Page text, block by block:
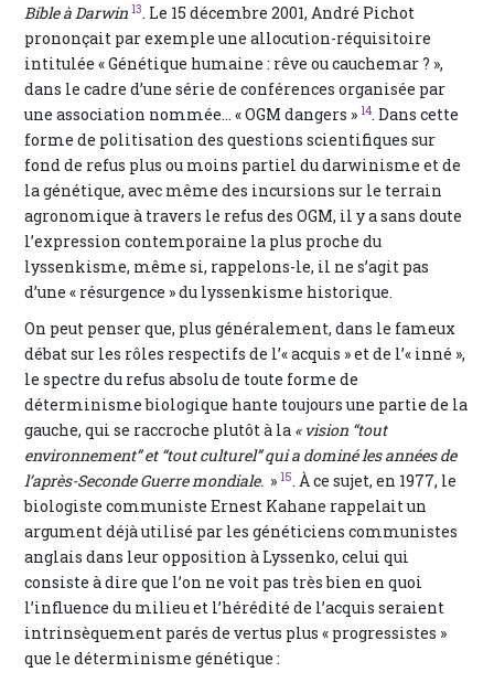
Bible à Darwin 13. Le 15 décembre 2001, André Pichot
prononçait par exemple une allocution-réquisitoire
intitulée « Génétique humaine : rêve ou cauchemar ? »,
dans le cadre d’une série de conférences organisée par
une association nommée… « OGM dangers » 14. Dans cette
forme de politisation des questions scientifiques sur
fond de refus plus ou moins partiel du darwinisme et de
la génétique, avec même des incursions sur le terrain
agronomique à travers le refus des OGM, il y a sans doute
l’expression contemporaine la plus proche du
lyssenkisme, même si, rappelons-le, il ne s’agit pas
d’une « résurgence » du lyssenkisme historique.
On peut penser que, plus généralement, dans le fameux
débat sur les rôles respectifs de l’« acquis » et de l’« inné »,
le spectre du refus absolu de toute forme de
déterminisme biologique hante toujours une partie de la
gauche, qui se raccroche plutôt à la « vision “tout
environnement” et “tout culturel” qui a dominé les années de
l’après-Seconde Guerre mondiale. » 15. À ce sujet, en 1977, le
biologiste communiste Ernest Kahane rappelait un
argument déjà utilisé par les généticiens communistes
anglais dans leur opposition à Lyssenko, celui qui
consiste à dire que l’on ne voit pas très bien en quoi
l’influence du milieu et l’hérédité de l’acquis seraient
intrinsèquement parés de vertus plus « progressistes »
que le déterminisme génétique :